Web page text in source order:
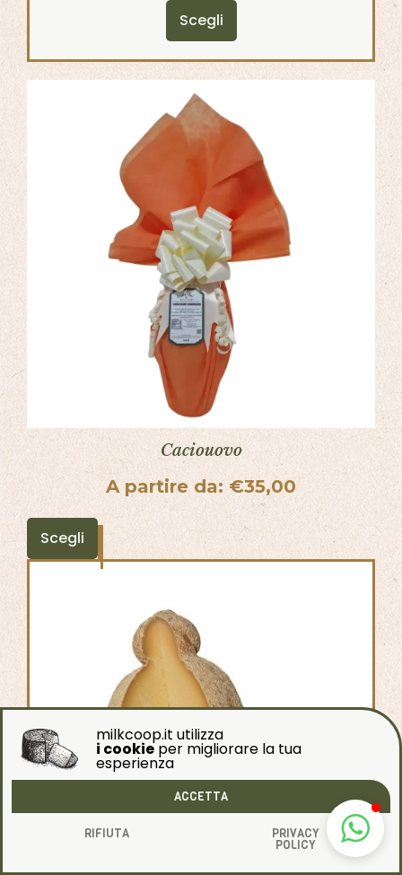
Scegli
Caciouovo
A partire da:€35,00
Scegli
milkcoop.it utilizza
i cookieper migliorare la tua
esperienza
ACCETTA
RIFIUTA PRIVACY
POLICY